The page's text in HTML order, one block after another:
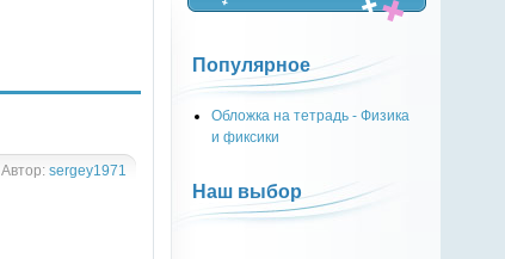
Автор:sergey1971
Популярное
Обложка на тетрадь - Физика
и фиксики
Наш выбор